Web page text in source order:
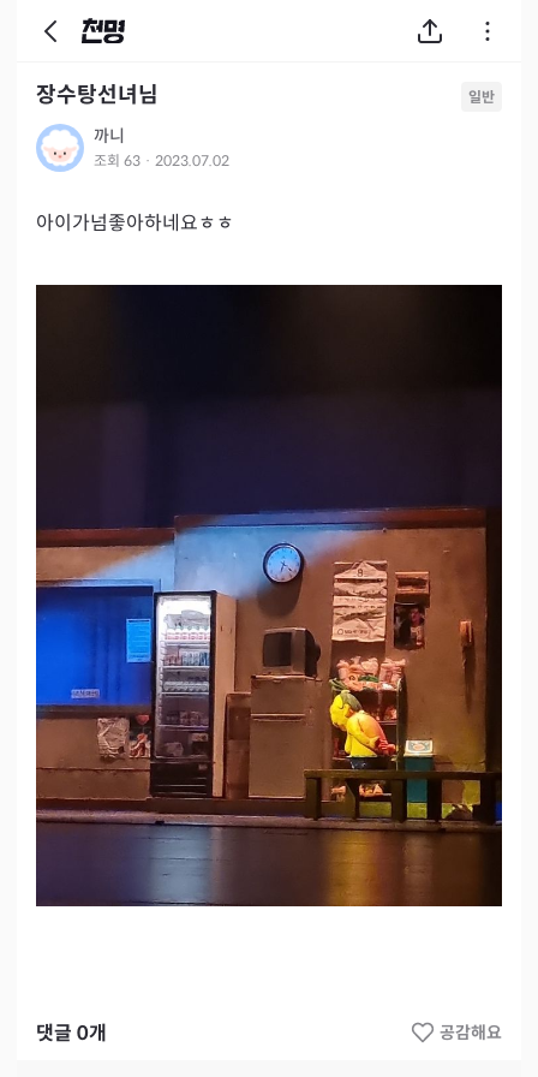
장수탕선녀님 일반
까니
조회 63 · 2023.07.02
아이가넘좋아하네요ㅎㅎ
댓글 0개 공감해요